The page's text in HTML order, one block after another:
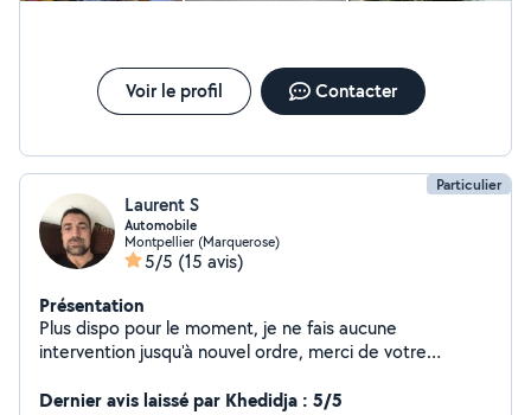
Voir le profil Contacter
Particulier
Laurent S
Automobile
Montpellier (Marquerose)
5/5 (15 avis)
Présentation
Plus dispo pour le moment, je ne fais aucune
intervention jusqu'à nouvel ordre, merci de votre
Dernier avis laissé par Khedidja : 5/5